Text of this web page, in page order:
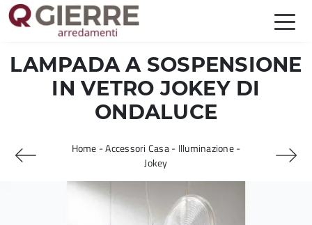
LAMPADA A SOSPENSIONE
IN VETRO JOKEY DI
ONDALUCE
Home -Accessori Casa- Illuminazione-
Jokey